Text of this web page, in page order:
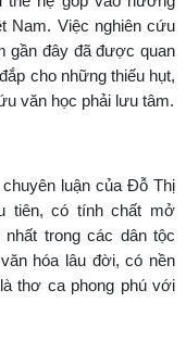
Nam. Việc nghiên cứu
gần đây đã được quan
cho những thiếu hụt,
văn học phải lưu tâm.
luận của Đỗ Thị
tiên, có tính chất mở
trong các dân tộc
hóa lâu đời, có nền
thơ ca phong phú với